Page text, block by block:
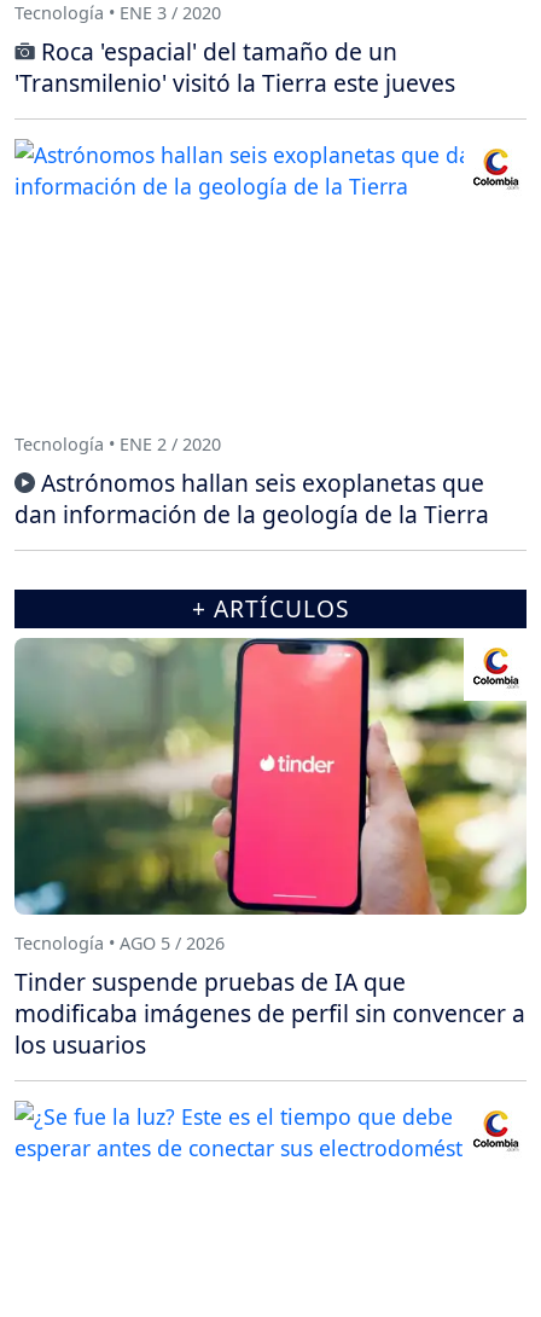
Tecnología • ENE 3 / 2020
Roca 'espacial' del tamaño de un
'Transmilenio' visitó la Tierra este jueves
Tecnología • ENE 2 / 2020
Astrónomos hallan seis exoplanetas que
dan información de la geología de la Tierra
+ ARTÍCULOS
Tecnología • AGO 5 / 2026
Tinder suspende pruebas de IA que
modificaba imágenes de perfil sin convencer a
los usuarios